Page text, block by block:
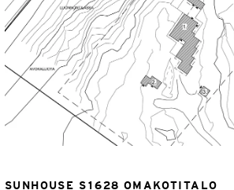
SUNHOUSE S1628 OMAKOTITALO